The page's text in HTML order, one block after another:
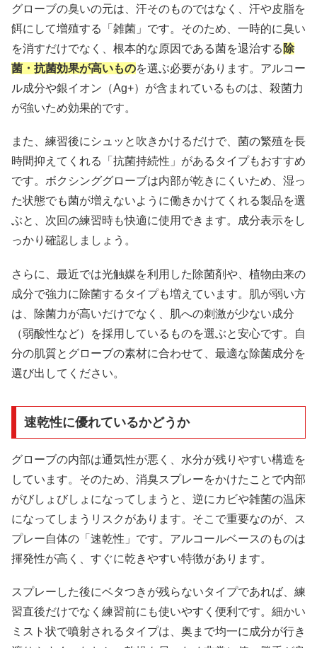
グローブの臭いの元は、汗そのものではなく、汗や皮脂を
餌にして増殖する「雑菌」です。そのため、一時的に臭い
を消すだけでなく、根本的な原因である菌を退治する 除
菌・抗菌効果が高いものを選ぶ必要があります。アルコー
ル成分や銀イオン（Ag+）が含まれているものは、殺菌力
が強いため効果的です。
また、練習後にシュッと吹きかけるだけで、菌の繁殖を長
時間抑えてくれる「抗菌持続性」があるタイプもおすすめ
です。ボクシンググローブは内部が乾きにくいため、湿っ
た状態でも菌が増えないように働きかけてくれる製品を選
ぶと、次回の練習時も快適に使用できます。成分表示をし
っかり確認しましょう。
さらに、最近では光触媒を利用した除菌剤や、植物由来の
成分で強力に除菌するタイプも増えています。肌が弱い方
は、除菌力が高いだけでなく、肌への刺激が少ない成分
（弱酸性など）を採用しているものを選ぶと安心です。自
分の肌質とグローブの素材に合わせて、最適な除菌成分を
選び出してください。
速乾性に優れているかどうか
グローブの内部は通気性が悪く、水分が残りやすい構造を
しています。そのため、消臭スプレーをかけたことで内部
がびしょびしょになってしまうと、逆にカビや雑菌の温床
になってしまうリスクがあります。そこで重要なのが、ス
プレー自体の「速乾性」です。アルコールベースのものは
揮発性が高く、すぐに乾きやすい特徴があります。
スプレーした後にベタつきが残らないタイプであれば、練
習直後だけでなく練習前にも使いやすく便利です。細かい
ミスト状で噴射されるタイプは、奥まで均一に成分が行き